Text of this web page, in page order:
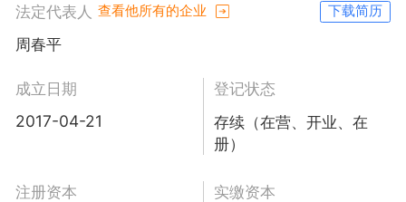
法定代表人 查看他所有的企业 下载简历
周春平
成立日期
2017-04-21
登记状态
存续（在营、开业、在
册）
注册资本
实缴资本